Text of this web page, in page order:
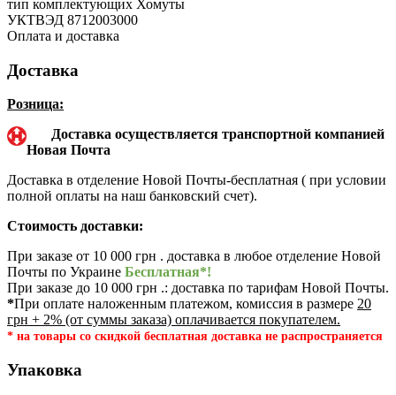
тип комплектующих Хомуты
УКТВЭД 8712003000
Оплата и доставка
Доставка
Розница:
Доставка осуществляется транспортной компанией
Новая Почта
Доставка в отделение Новой Почты-бесплатная ( при условии
полной оплаты на наш банковский счет).
Стоимость доставки:
При заказе от 10 000 грн . доставка в любое отделение Новой
Почты по Украине Бесплатная*!
При заказе до 10 000 грн .: доставка по тарифам Новой Почты.
*При оплате наложенным платежом, комиссия в размере 20
грн + 2% (от суммы заказа) оплачивается покупателем.
* на товары со скидкой бесплатная доставка не распространяется
Упаковка